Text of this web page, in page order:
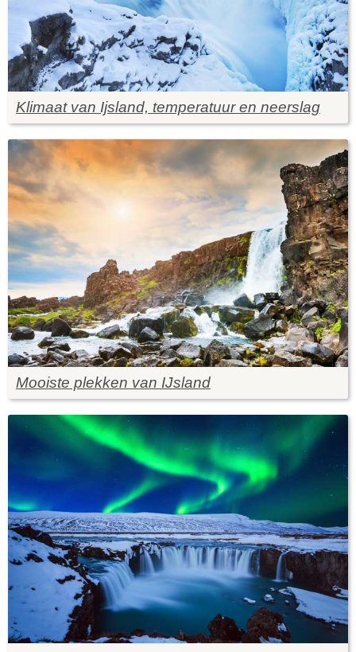
Klimaat van Ijsland, temperatuur en neerslag
Mooiste plekken van IJsland